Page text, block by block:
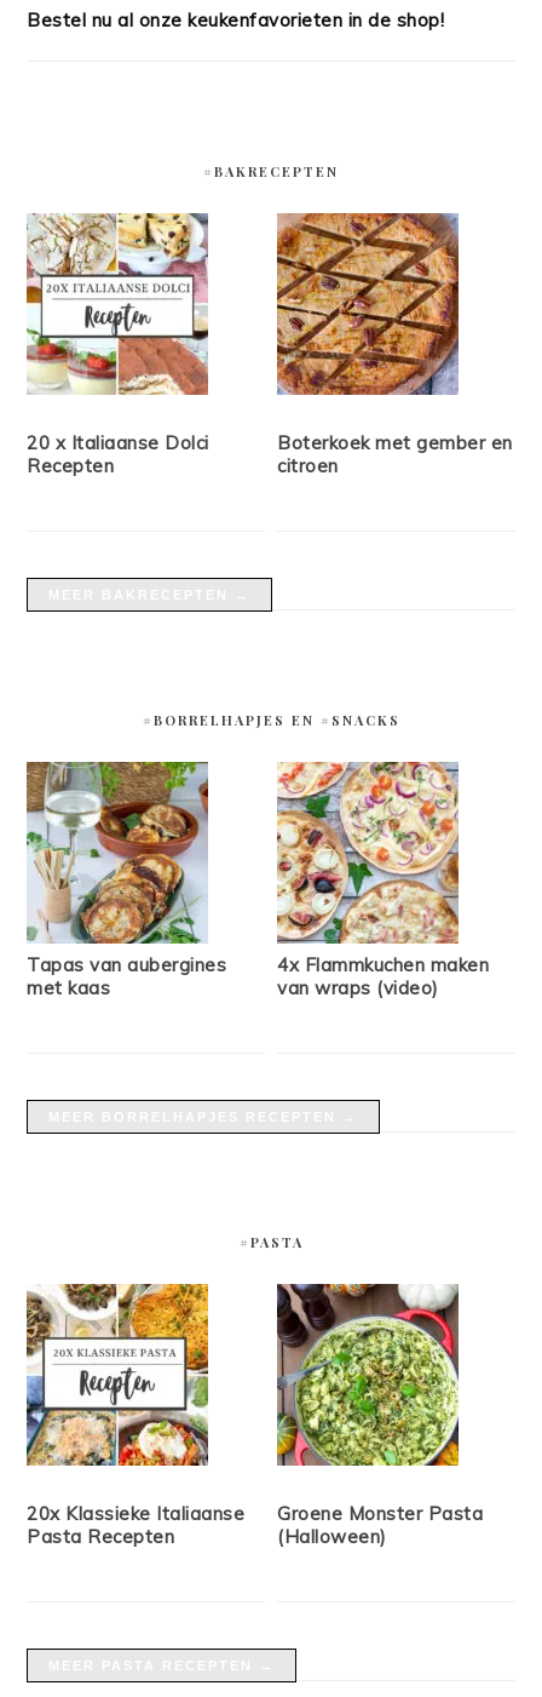
Bestel nu al onze keukenfavorieten in de shop!
#BAKRECEPTEN
20 x Italiaanse Dolci
Recepten
Boterkoek met gember en
citroen
#BORRELHAPJES EN #SNACKS
Tapas van aubergines
met kaas
4x Flammkuchen maken
van wraps (video)
#PASTA
20x Klassieke Italiaanse
Pasta Recepten
Groene Monster Pasta
(Halloween)